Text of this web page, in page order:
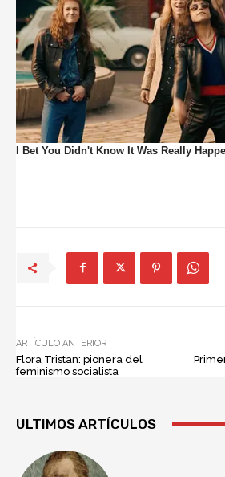
ARTÍCULO ANTERIOR
Flora Tristan: pionera del
feminismo socialista
ULTIMOS ARTÍCULOS